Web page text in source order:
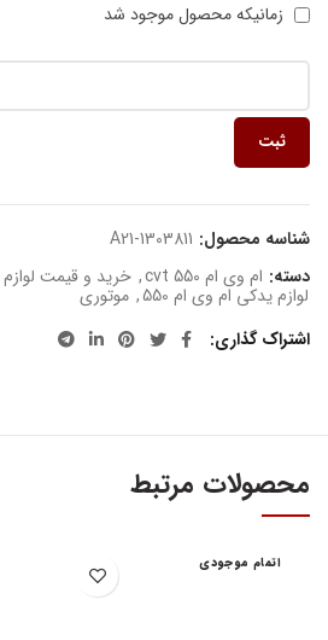
زمانیکه محصول موجود شد
ثبت
شناسه محصول: A21-1303811
دسته: ام وی ام 550 cvt , خرید و قیمت لوازم
لوازم یدکی ام وی ام 550 , موتوری
اشتراک گذاری
محصولات مرتبط
اتمام موجودی